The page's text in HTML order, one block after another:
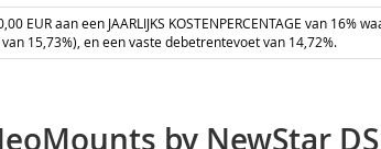
EUR aan een JAARLIJKS KOSTENPERCENTAGE van 16%
15,73%), en een vaste debetrentevoet van 14,72%.
by NewStar